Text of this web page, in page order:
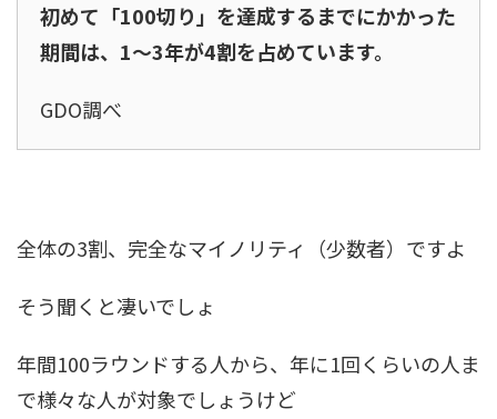
初めて「100切り」を達成するまでにかかった
期間は、1～3年が4割を占めています。
GDO調べ
全体の3割、完全なマイノリティ（少数者）ですよ
そう聞くと凄いでしょ
年間100ラウンドする人から、年に1回くらいの人ま
で様々な人が対象でしょうけど